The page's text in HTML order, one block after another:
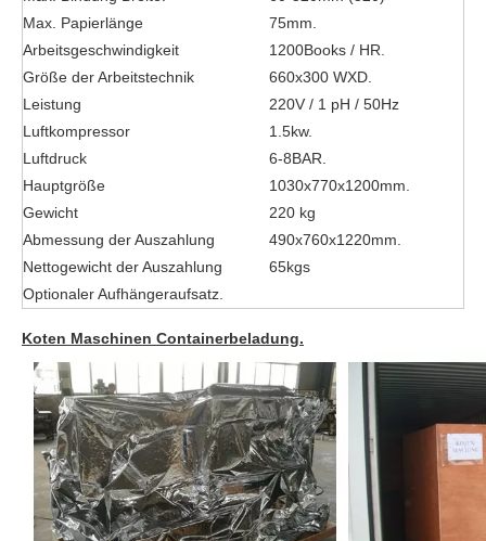
Max. Papierlänge
75mm.
Arbeitsgeschwindigkeit
1200Books / HR.
Größe der Arbeitstechnik
660x300 WXD.
Leistung
220V / 1 pH / 50Hz
Luftkompressor
1.5kw.
Luftdruck
6-8BAR.
Hauptgröße
1030x770x1200mm.
Gewicht
220 kg
Abmessung der Auszahlung
490x760x1220mm.
Nettogewicht der Auszahlung
65kgs
Optionaler Aufhängeraufsatz.
Koten Maschinen Containerbeladung.